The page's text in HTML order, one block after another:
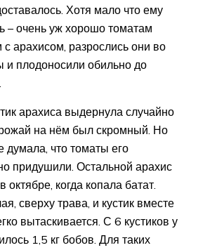
Хотя мало что ему
– очень уж хорошо томатам
арахисом, разрослись они во
и плодоносили обильно до
арахиса выдернула случайно
на нём был скромный. Но
думала, что томаты его
придушили. Остальной арахис
октябре, когда копала батат.
сверху трава, и кустик вместе
вытаскивается. С 6 кустиков у
1,5 кг бобов. Для таких